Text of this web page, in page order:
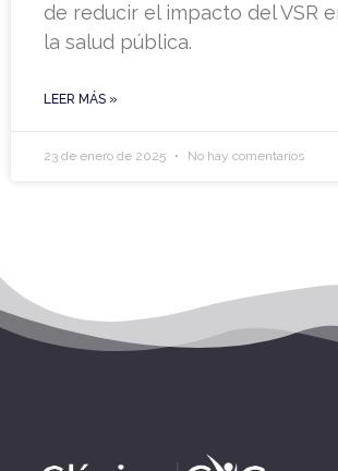
de reducir el impacto del VSR
la salud pública.
LEER MÁS »
23 de enero de 2025 No hay comentarios